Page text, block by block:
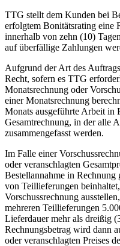
TTG stellt dem Kunden bei
erfolgtem Bonitätsrating eine
innerhalb von zehn (10)
auf überfällige Zahlungen
Aufgrund der Art des
Recht, sofern es TTG
Monatsrechnung oder
einer Monatsrechnung
Monats ausgeführte Arbeit in
Gesamtrechnung, in der alle
zusammengefasst werden.
Im Falle einer
oder veranschlagten
Bestellannahme in
von Teillieferungen
Vorschussrechnung
mehreren Teillieferungen
Lieferdauer mehr als dreißig
Rechnungsbetrag wird dann
oder veranschlagten Preises